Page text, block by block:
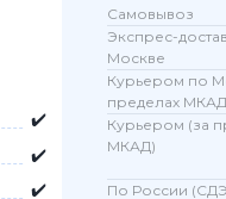
8 Pro
✔️
✔️
✔️
Самовывоз
Экспрес-
Москве
Курьером по
пределах
Курьером (за
МКАД)
По России